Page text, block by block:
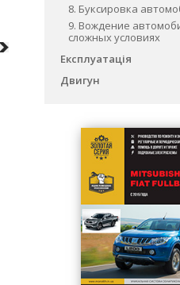
8. Буксировка
9. Вождение
сложных условиях
Експлуатація
Двигун